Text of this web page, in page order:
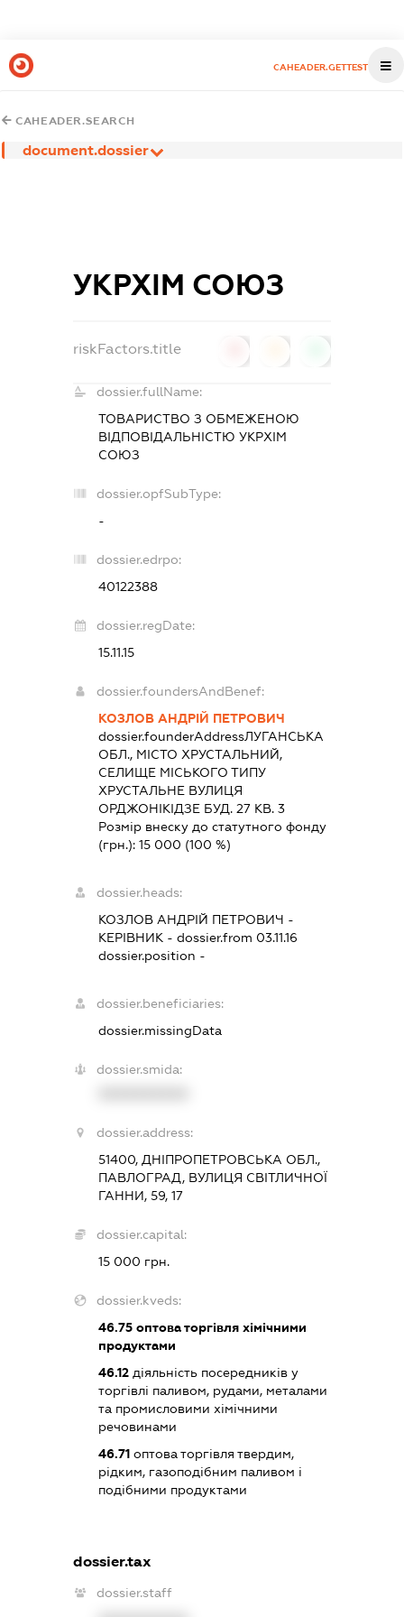
CAHEADER.GETTEST
CAHEADER.SEARCH
document.dossier
УКРХІМ СОЮЗ
riskFactors.title
dossier.fullName:
ТОВАРИСТВО З ОБМЕЖЕНОЮ
ВІДПОВІДАЛЬНІСТЮ УКРХІМ
СОЮЗ
dossier.opfSubType:
-
dossier.edrpo:
40122388
dossier.regDate:
15.11.15
dossier.foundersAndBenef:
КОЗЛОВ АНДРІЙ ПЕТРОВИЧ
dossier.founderAddressЛУГАНСЬКА
ОБЛ., МІСТО ХРУСТАЛЬНИЙ,
СЕЛИЩЕ МІСЬКОГО ТИПУ
ХРУСТАЛЬНЕ ВУЛИЦЯ
ОРДЖОНІКІДЗЕ БУД. 27 КВ. 3
Розмір внеску до статутного фонду
(грн.): 15 000 (100 %)
dossier.heads:
КОЗЛОВ АНДРІЙ ПЕТРОВИЧ -
КЕРІВНИК- dossier.from 03.11.16
dossier.position -
dossier.beneficiaries:
dossier.missingData
dossier.smida:
dossier.address:
51400, ДНІПРОПЕТРОВСЬКА ОБЛ.,
ПАВЛОГРАД, ВУЛИЦЯ СВІТЛИЧНОЇ
ГАННИ, 59, 17
dossier.capital:
15 000 грн.
dossier.kveds:
46.75оптова торгівля хімічними
продуктами
46.12діяльність посередників у
торгівлі паливом, рудами, металами
та промисловими хімічними
речовинами
46.71оптова торгівля твердим,
рідким, газоподібним паливом і
подібними продуктами
dossier.tax
dossier.staff